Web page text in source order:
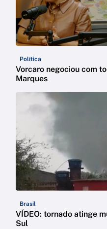
Política
Vorcaro negociou com
Marques
Brasil
VÍDEO: tornado atinge
Sul